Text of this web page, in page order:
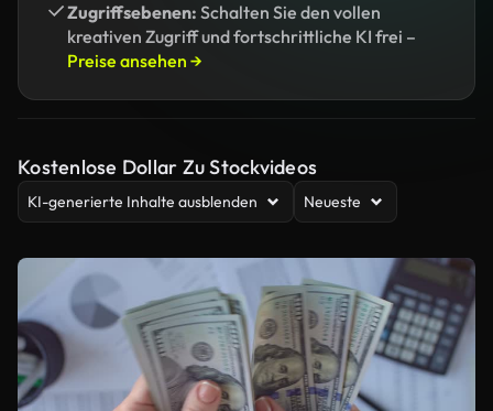
Zugriffsebenen: Schalten Sie den vollen
kreativen Zugriff und fortschrittliche KI frei –
Preise ansehen →
Kostenlose Dollar Zu Stockvideos
KI-generierte Inhalte ausblenden Neueste